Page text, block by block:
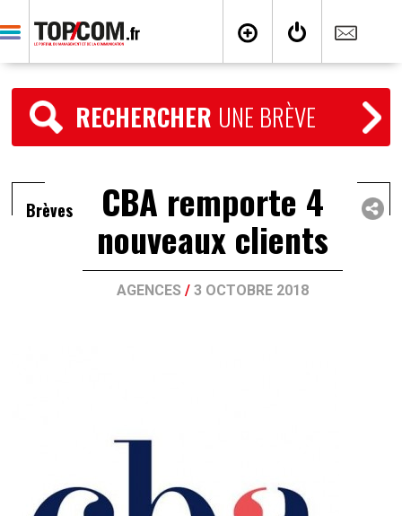
RECHERCHER UNE BRÈVE
Brèves CBA remporte 4
nouveaux clients
AGENCES / 3 OCTOBRE 2018